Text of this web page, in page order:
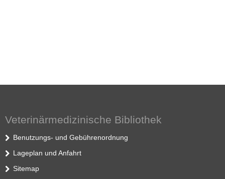
Veterinärmedizinische Bibliothek
Benutzungs- und Gebührenordnung
Lageplan und Anfahrt
Sitemap